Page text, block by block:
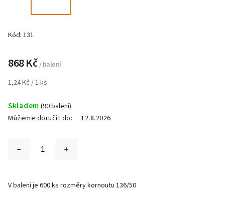
Kód: 131
868 Kč/ balení
1,24 Kč / 1 ks
Skladem (90 balení)
Můžeme doručit do:
12.8.2026
V balení je 600 ks rozměry kornoutu 136/50